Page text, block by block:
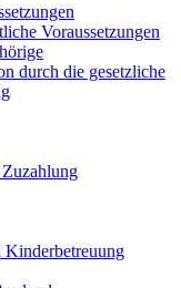
Voraussetzungen
durch die gesetzliche
Kinderbetreuung